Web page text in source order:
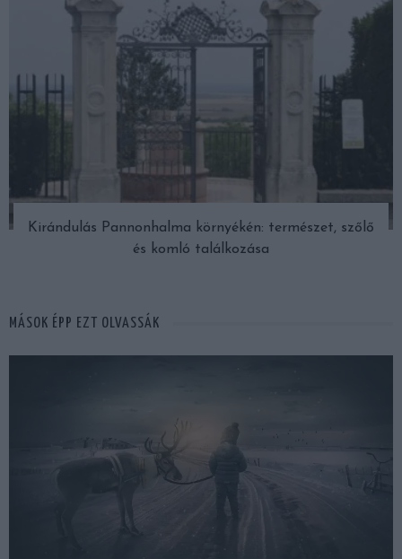
Kirándulás Pannonhalma környékén: természet, szőlő
és komló találkozása
MÁSOK ÉPP EZT OLVASSÁK